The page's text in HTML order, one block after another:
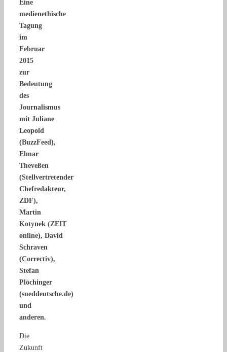
Eine
medienethische
Tagung
im
Februar
2015
zur
Bedeutung
des
Journalismus
mit Juliane
Leopold
(BuzzFeed),
Elmar
Theveßen
(Stellvertretender
Chefredakteur,
ZDF),
Martin
Kotynek (ZEIT
online), David
Schraven
(Correctiv),
Stefan
Plöchinger
(sueddeutsche.de)
und
anderen.
Die
Zukunft